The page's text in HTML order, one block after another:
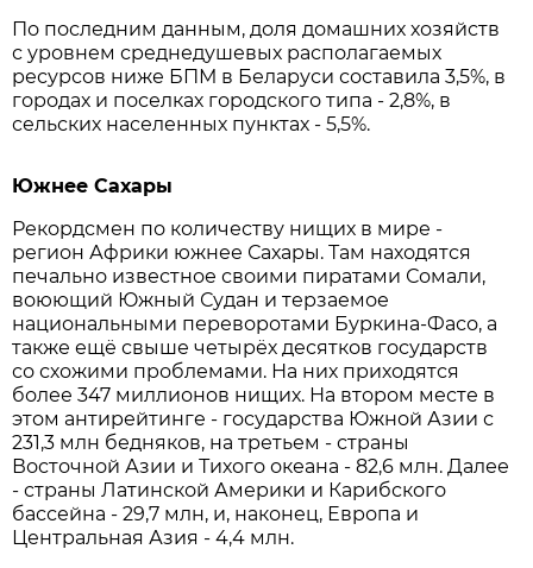
По последним данным, доля домашних хозяйств
с уровнем среднедушевых располагаемых
ресурсов ниже БПМ в Беларуси составила 3,5%, в
городах и поселках городского типа - 2,8%, в
сельских населенных пунктах - 5,5%.
Южнее Сахары
Рекордсмен по количеству нищих в мире -
регион Африки южнее Сахары. Там находятся
печально известное своими пиратами Сомали,
воюющий Южный Судан и терзаемое
национальными переворотами Буркина-Фасо, а
также ещё свыше четырёх десятков государств
со схожими проблемами. На них приходятся
более 347 миллионов нищих. На втором месте в
этом антирейтинге - государства Южной Азии с
231,3 млн бедняков, на третьем - страны
Восточной Азии и Тихого океана - 82,6 млн. Далее
- страны Латинской Америки и Карибского
бассейна - 29,7 млн, и, наконец, Европа и
Центральная Азия - 4,4 млн.